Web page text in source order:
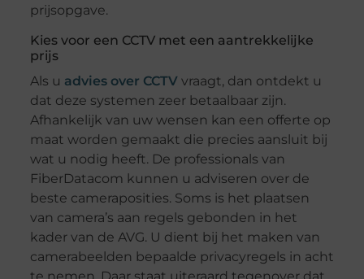
prijsopgave.
Kies voor een CCTV met een aantrekkelijke
prijs
Als u advies over CCTVvraagt, dan ontdekt u
dat deze systemen zeer betaalbaar zijn.
Afhankelijk van uw wensen kan een offerte op
maat worden gemaakt die precies aansluit bij
wat u nodig heeft. De professionals van
FiberDatacom kunnen u adviseren over de
beste cameraposities. Soms is het plaatsen
van camera’s aan regels gebonden in het
kader van de AVG. U dient bij het maken van
camerabeelden bepaalde privacyregels in acht